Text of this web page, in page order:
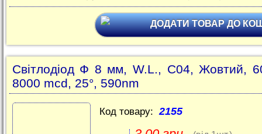
ДОДАТИ ТОВАР ДО
Світлодіод Ф 8 мм, W.L., C04, Жовтий,
8000 mcd, 25°, 590nm
Код товару: 2155